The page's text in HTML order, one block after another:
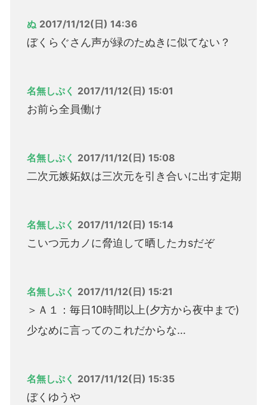
ぬ 2017/11/12(日) 14:36
ぼくらぐさん声が緑のたぬきに似てない？
名無しぷく 2017/11/12(日) 15:01
お前ら全員働け
名無しぷく 2017/11/12(日) 15:08
二次元嫉妬奴は三次元を引き合いに出す定期
名無しぷく 2017/11/12(日) 15:14
こいつ元カノに脅迫して晒したカsだぞ
名無しぷく 2017/11/12(日) 15:21
＞Ａ１：毎日10時間以上(夕方から夜中まで)
少なめに言ってのこれだからな…
名無しぷく 2017/11/12(日) 15:35
ぼくゆうや